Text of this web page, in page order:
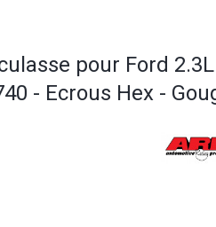
pour Ford
- Ecrous Hex -